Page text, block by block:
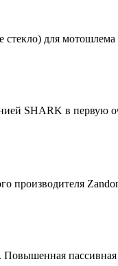
для
SHARK в первую
производителя